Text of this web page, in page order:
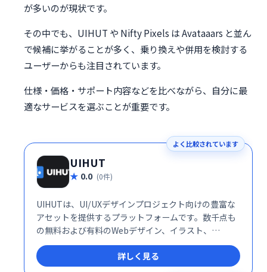
が多いのが現状です。
その中でも、UIHUT や Nifty Pixels は Avataaars と並ん
で候補に挙がることが多く、乗り換えや併用を検討する
ユーザーからも注目されています。
仕様・価格・サポート内容などを比べながら、自分に最
適なサービスを選ぶことが重要です。
よく比較されています
UIHUT
0.0 (0件)
UIHUTは、UI/UXデザインプロジェクト向けの豊富な
アセットを提供するプラットフォームです。数千点も
の無料および有料のWebデザイン、イラスト、
Bootstrapテンプレート、Flutterアプリ、アイコン、
3Dイラスト、グラフィック素材をダウンロードできま
す。デザイン制作を効率化し、クオリティを高めるた
詳しく見る